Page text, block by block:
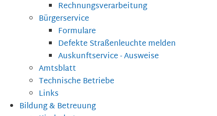
Rechnungsverarbeitung
Bürgerservice
Formulare
Defekte Straßenleuchte melden
Auskunftservice - Ausweise
Amtsblatt
Technische Betriebe
Links
Bildung & Betreuung